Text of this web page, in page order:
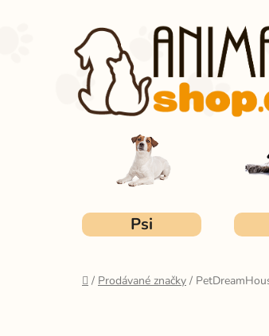
Psi
Domů
/ Prodávané značky /